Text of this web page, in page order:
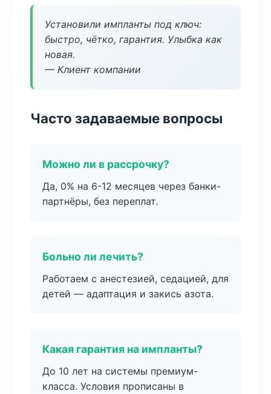
Установили импланты под ключ:
быстро, чётко, гарантия. Улыбка как
новая.
— Клиент компании
Часто задаваемые вопросы
Можно ли в рассрочку?
Да, 0% на 6-12 месяцев через банки-
партнёры, без переплат.
Больно ли лечить?
Работаем с анестезией, седацией, для
детей — адаптация и закись азота.
Какая гарантия на импланты?
До 10 лет на системы премиум-
класса. Условия прописаны в